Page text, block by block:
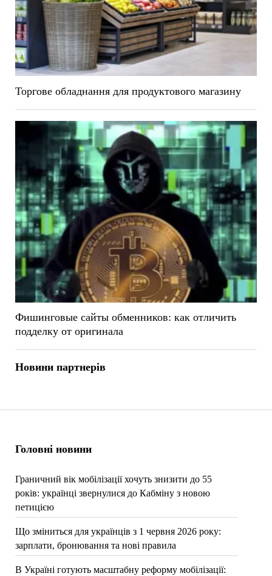
Головні новини
Граничний вік мобілізації хочуть знизити до 55
років: українці звернулися до Кабміну з новою
петицією
Що зміниться для українців з 1 червня 2026 року:
зарплати, бронювання та нові правила
В Україні готують масштабну реформу мобілізації:
Торгове обладнання для продуктового магазину
Фишинговые сайты обменников: как отличить
подделку от оригинала
Новини партнерів